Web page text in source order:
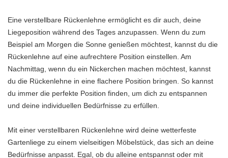
Eine verstellbare Rückenlehne ermöglicht es dir auch, deine
Liegeposition während des Tages anzupassen. Wenn du zum
Beispiel am Morgen die Sonne genießen möchtest, kannst du die
Rückenlehne auf eine aufrechtere Position einstellen. Am
Nachmittag, wenn du ein Nickerchen machen möchtest, kannst
du die Rückenlehne in eine flachere Position bringen. So kannst
du immer die perfekte Position finden, um dich zu entspannen
und deine individuellen Bedürfnisse zu erfüllen.
Mit einer verstellbaren Rückenlehne wird deine wetterfeste
Gartenliege zu einem vielseitigen Möbelstück, das sich an deine
Bedürfnisse anpasst. Egal, ob du alleine entspannst oder mit